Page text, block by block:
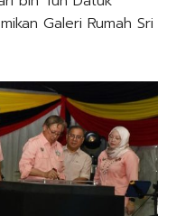
Galeri Rumah Sri